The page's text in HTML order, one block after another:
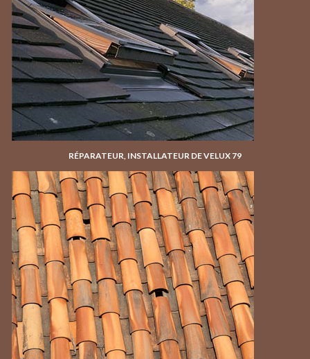
RÉPARATEUR, INSTALLATEUR DE VELUX 79